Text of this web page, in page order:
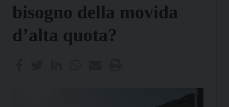
bisogno della movida
d’alta quota?